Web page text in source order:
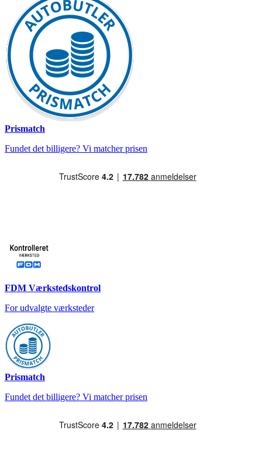
Prismatch
Fundet det billigere? Vi matcher prisen
FDM Værkstedskontrol
For udvalgte værksteder
Prismatch
Fundet det billigere? Vi matcher prisen